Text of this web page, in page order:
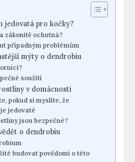
jedovatá pro kočky?
zákonitě ochutná?
případným problémům
mýty o dendrobiu
soužití
v domácnosti
pokud si myslíte, že
jedovaté
jsou bezpečné?
o dendrobiu
budovat povědomí o této